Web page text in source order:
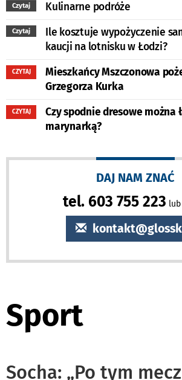
Czytaj Kulinarne podróże
Czytaj
Ile kosztuje wypożyczenie
kaucji na lotnisku w Łodzi?
CZYTAJ
Mieszkańcy Mszczonowa
Grzegorza Kurka
CZYTAJ
Czy spodnie dresowe można
marynarką?
DAJ NAM ZNAĆ
tel. 603 755 223
Sport
Socha: „Po tym